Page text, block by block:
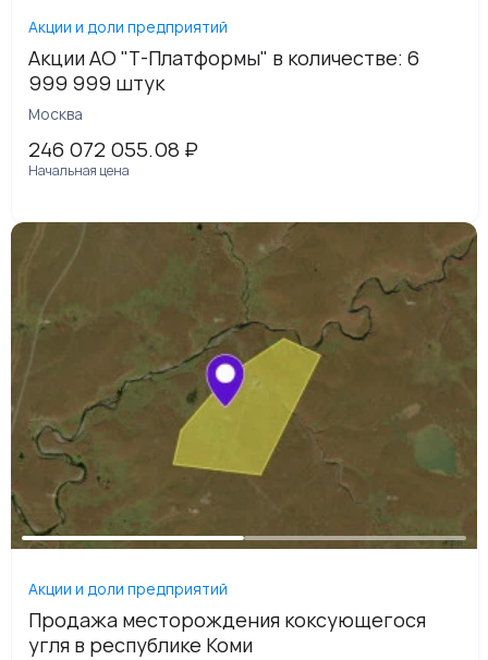
Акции и доли предприятий
Акции АО "Т-Платформы" в количестве: 6
999 999 штук
Москва
246 072 055.08 ₽
Начальная цена
Акции и доли предприятий
Продажа месторождения коксующегося
угля в республике Коми